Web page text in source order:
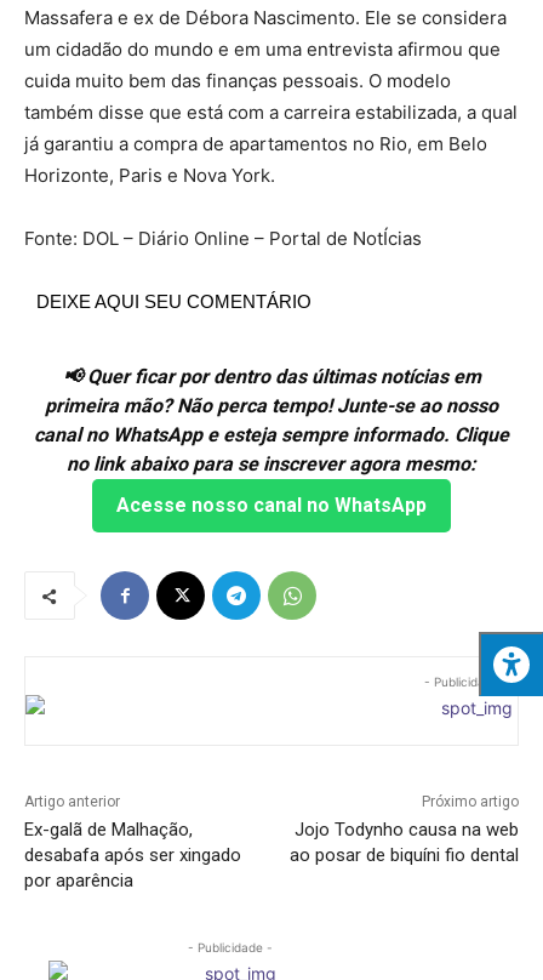
Massafera e ex de Débora Nascimento. Ele se considera
um cidadão do mundo e em uma entrevista afirmou que
cuida muito bem das finanças pessoais. O modelo
também disse que está com a carreira estabilizada, a qual
já garantiu a compra de apartamentos no Rio, em Belo
Horizonte, Paris e Nova York.
Fonte: DOL – Diário Online – Portal de NotÍcias
DEIXE AQUI SEU COMENTÁRIO
📢 Quer ficar por dentro das últimas notícias em
primeira mão? Não perca tempo! Junte-se ao nosso
canal no WhatsApp e esteja sempre informado. Clique
no link abaixo para se inscrever agora mesmo:
Acesse nosso canal no WhatsApp
- Publicidade -
Artigo anterior
Ex-galã de Malhação,
desabafa após ser xingado
por aparência
Próximo artigo
Jojo Todynho causa na web
ao posar de biquíni fio dental
- Publicidade -